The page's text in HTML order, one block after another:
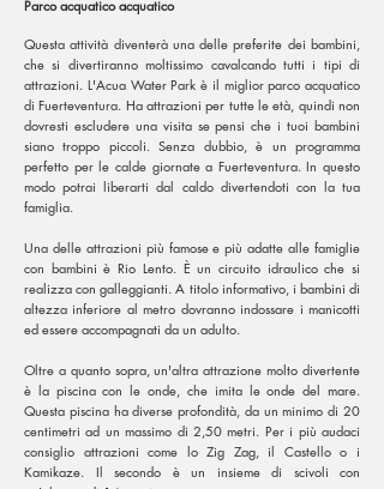
Parco acquatico acquatico
Questa attività diventerà una delle preferite dei bambini,
che si divertiranno moltissimo cavalcando tutti i tipi di
attrazioni. L'Acua Water Park è il miglior parco acquatico
di Fuerteventura. Ha attrazioni per tutte le età, quindi non
dovresti escludere una visita se pensi che i tuoi bambini
siano troppo piccoli. Senza dubbio, è un programma
perfetto per le calde giornate a Fuerteventura. In questo
modo potrai liberarti dal caldo divertendoti con la tua
famiglia.
Una delle attrazioni più famose e più adatte alle famiglie
con bambini è Rio Lento. È un circuito idraulico che si
realizza con galleggianti. A titolo informativo, i bambini di
altezza inferiore al metro dovranno indossare i manicotti
ed essere accompagnati da un adulto.
Oltre a quanto sopra, un'altra attrazione molto divertente
è la piscina con le onde, che imita le onde del mare.
Questa piscina ha diverse profondità, da un minimo di 20
centimetri ad un massimo di 2,50 metri. Per i più audaci
consiglio attrazioni come lo Zig Zag, il Castello o i
Kamikaze. Il secondo è un insieme di scivoli con